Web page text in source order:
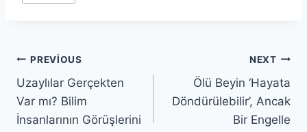
Yazı
gezinmesi
PREVIOUS
Uzaylılar Gerçekten
Var mı? Bilim
İnsanlarının Görüşlerini
NEXT
Ölü Beyin ‘Hayata
Döndürülebilir’, Ancak
Bir Engelle